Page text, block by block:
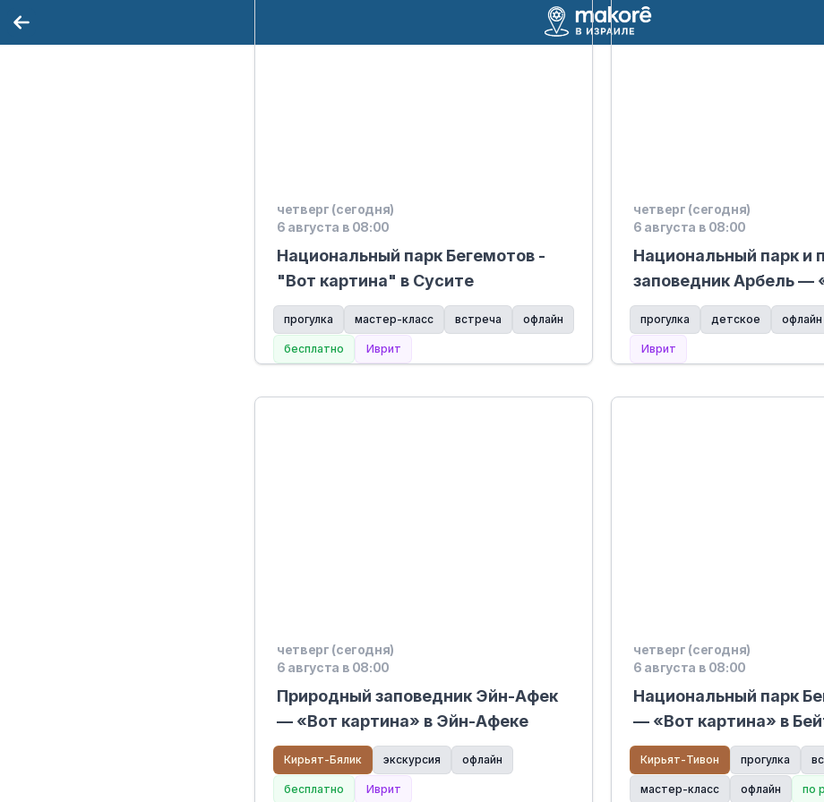
четверг (сегодня)
6 августа в 08:00
Национальный парк Бегемотов -
"Вот картина" в Сусите
прогулка мастер-класс встреча офлайн
бесплатно Иврит
четверг (сегодня)
6 августа в 08:00
Национальный парк и
заповедник Арбель —
картина» в Арбеле
прогулка детское офлайн
Иврит
четверг (сегодня)
6 августа в 08:00
Природный заповедник Эйн-Афек
— «Вот картина» в Эйн-Афеке
Кирьят-Бялик экскурсия офлайн
бесплатно Иврит
четверг (сегодня)
6 августа в 08:00
Национальный парк
— «Вот картина» в
Кирьят-Тивон прогулка
мастер-класс офлайн по